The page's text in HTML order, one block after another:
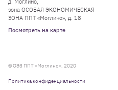
д. Моглино,
зона ОСОБАЯ ЭКОНОМИЧЕСКАЯ
ЗОНА ППТ «Моглино», д. 18
Посмотреть на карте
© ОЭЗ ППТ «Моглино», 2020
Политика конфиденциальности